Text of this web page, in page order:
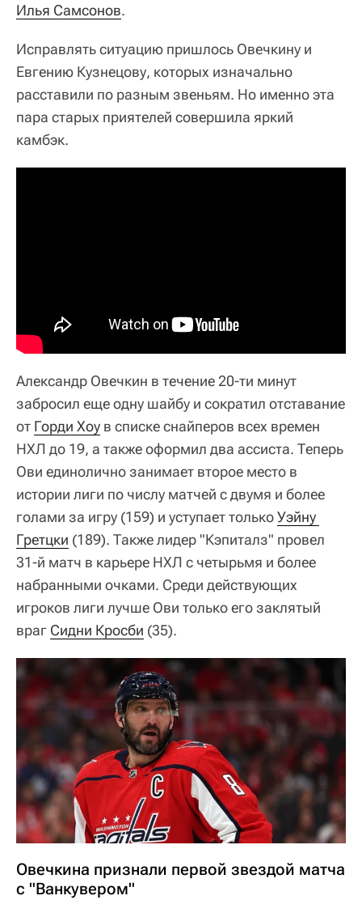
Илья Самсонов.
Исправлять ситуацию пришлось Овечкину и
Евгению Кузнецову, которых изначально
расставили по разным звеньям. Но именно эта
пара старых приятелей совершила яркий
камбэк.
Александр Овечкин в течение 20-ти минут
забросил еще одну шайбу и сократил отставание
от Горди Хоу в списке снайперов всех времен
НХЛ до 19, а также оформил два ассиста. Теперь
Ови единолично занимает второе место в
истории лиги по числу матчей с двумя и более
голами за игру (159) и уступает толькоУэйну
Гретцки (189). Также лидер "Кэпиталз" провел
31-й матч в карьере НХЛ с четырьмя и более
набранными очками. Среди действующих
игроков лиги лучше Ови только его заклятый
враг Сидни Кросби (35).
Овечкина признали первой звездой матча
с "Ванкувером"